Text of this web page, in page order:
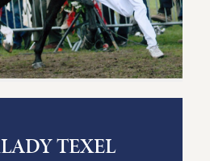
Next
TEXEL